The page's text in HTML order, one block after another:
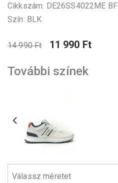
Cikkszám: DE26SS4022ME BF
Szín: BLK
14 990 Ft 11 990 Ft
További színek